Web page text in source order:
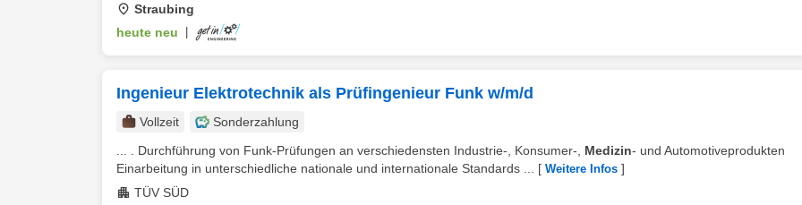
Straubing
heute neu
Ingenieur Elektrotechnik als Prüfingenieur Funk w/m/d
Vollzeit
Sonderzahlung
... . Durchführung von Funk-Prüfungen an verschiedensten Industrie-, Konsumer-, Medizin- und Automotiveprodukten
Einarbeitung in unterschiedliche nationale und internationale Standards ...
[ Weitere Infos ]
TÜV SÜD